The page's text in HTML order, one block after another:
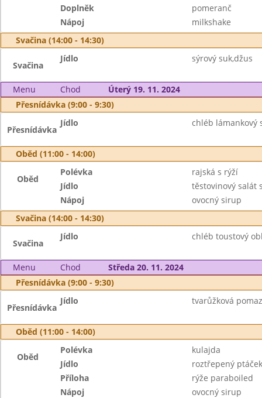
Doplněk
pomeranč
Nápoj
milkshake
Svačina (14:00 - 14:30)
Svačina
Jídlo sýrový suk,džus
Menu Chod
Úterý 19. 11. 2024
Přesnídávka (9:00 - 9:30)
Přesnídávka
Jídlo chléb lámankový
Oběd (11:00 - 14:00)
Oběd
Polévka
rajská s rýží
Jídlo
těstovinový salát
Nápoj
ovocný sirup
Svačina (14:00 - 14:30)
Svačina
Jídlo chléb toustový
Menu Chod
Středa 20. 11. 2024
Přesnídávka (9:00 - 9:30)
Přesnídávka
Jídlo tvarůžková
Oběd (11:00 - 14:00)
Oběd
Polévka
kulajda
Jídlo
roztřepený ptáček
Příloha
rýže paraboiled
Nápoj
ovocný sirup